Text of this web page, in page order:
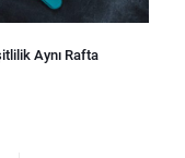
Aynı Rafta